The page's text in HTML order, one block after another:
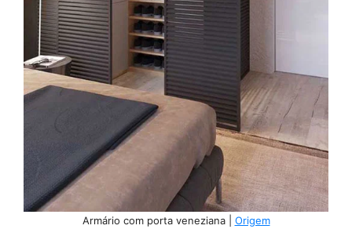
Armário com porta veneziana | Origem